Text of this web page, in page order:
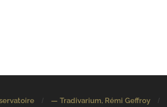
— Tradivarium, Rémi Geffroy